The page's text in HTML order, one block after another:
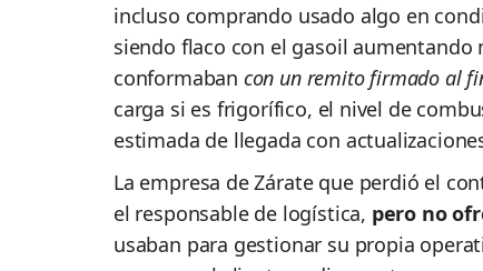
incluso comprando usado algo en
siendo flaco con el gasoil aumentando
conformaban con un remito firmado al
carga si es frigorífico, el nivel de
estimada de llegada con
La empresa de Zárate que perdió el
el responsable de logística, pero no
usaban para gestionar su propia